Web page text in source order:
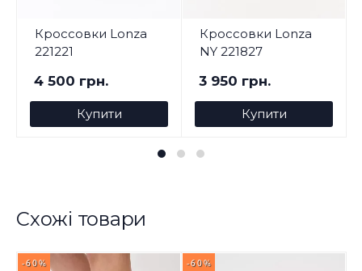
Кроссовки Lonza
221221
4 500 грн.
Купити
Кроссовки Lonza
NY 221827
3 950 грн.
Купити
Схожі товари
-60% -60%